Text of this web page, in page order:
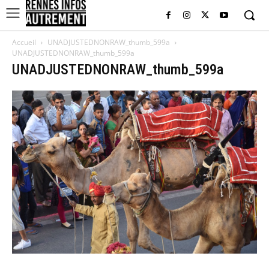
Accueil
UNADJUSTEDNONRAW_thumb_599a
UNADJUSTEDNONRAW_thumb_599a
UNADJUSTEDNONRAW_thumb_599a